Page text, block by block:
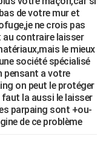
de votre mur et
ne crois pas
au contraire laisser
le mieux
société spécialisé
pensant a votre
on peut le protéger
la aussi le laisser
parpaing sont +ou-
de ce problème